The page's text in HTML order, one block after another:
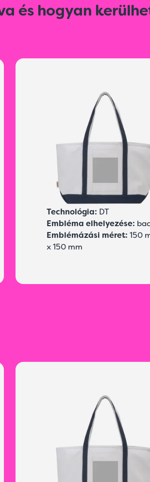
és hogyan
Technológia: DT
Embléma elhelyezése:
Emblémázási méret: 150
x 150 mm